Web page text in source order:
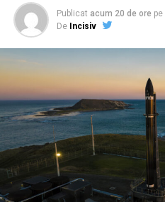
Publicat acum 20 de ore pe
De Incisiv